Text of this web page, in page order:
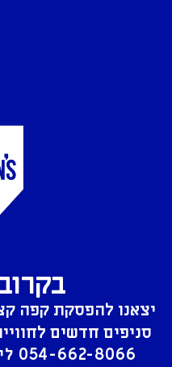
יצאנו להפסקת קפה
סניפים חדשים
054-662-8066